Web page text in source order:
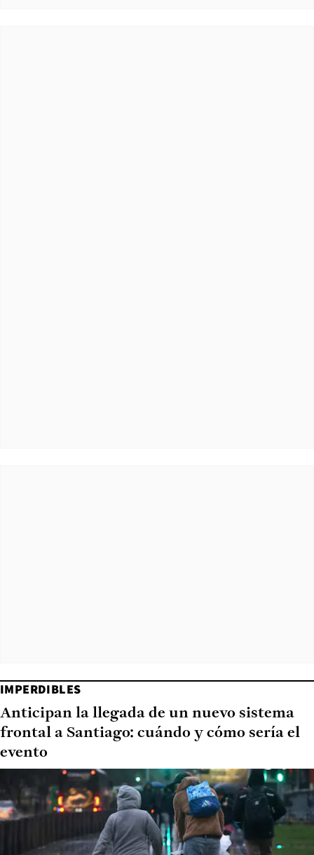
IMPERDIBLES
Anticipan la llegada de un nuevo sistema
frontal a Santiago: cuándo y cómo sería el
evento